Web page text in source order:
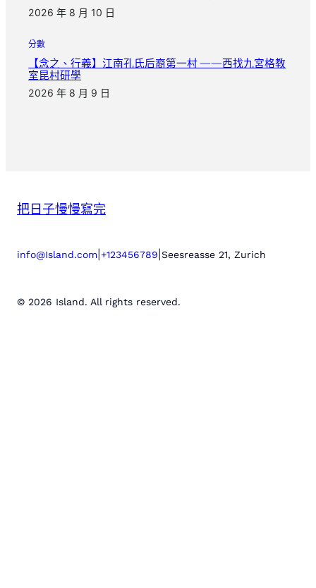
2026 年 8 月 10 日
分數
【念之、行義】江南孔氏后裔第一村 ——西找九宮格教
室昆村研學
2026 年 8 月 9 日
把日子慢慢寫完
info@Island.com +123456789 Seesreasse 21, Zurich
© 2026 Island. All rights reserved.